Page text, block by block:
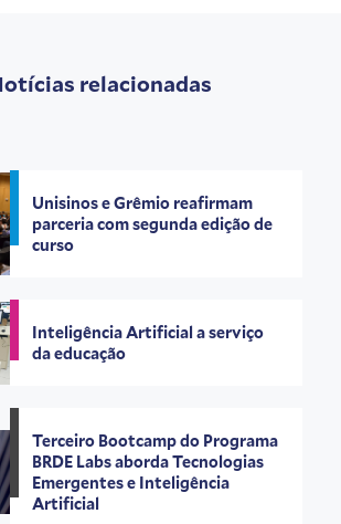
relacionadas
Unisinos e Grêmio reafirmam
parceria com segunda edição de
curso
Inteligência Artificial a serviço
da educação
Terceiro Bootcamp do Programa
BRDE Labs aborda Tecnologias
Emergentes e Inteligência
Artificial